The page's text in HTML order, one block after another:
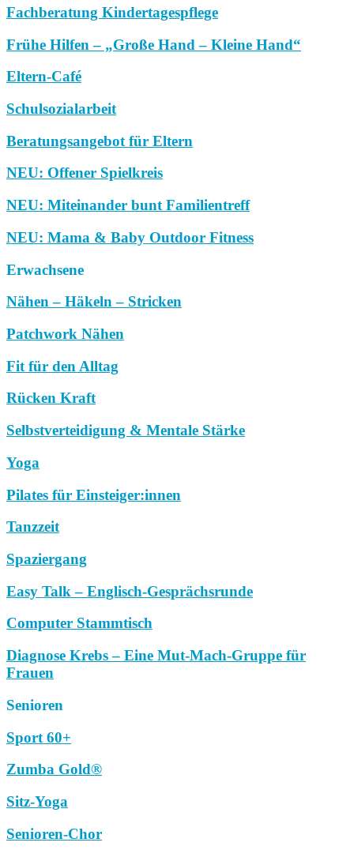
Fachberatung Kindertagespflege
Frühe Hilfen – „Große Hand – Kleine Hand“
Eltern-Café
Schulsozialarbeit
Beratungsangebot für Eltern
NEU: Offener Spielkreis
NEU: Miteinander bunt Familientreff
NEU: Mama & Baby Outdoor Fitness
Erwachsene
Nähen – Häkeln – Stricken
Patchwork Nähen
Fit für den Alltag
Rücken Kraft
Selbstverteidigung & Mentale Stärke
Yoga
Pilates für Einsteiger:innen
Tanzzeit
Spaziergang
Easy Talk – Englisch-Gesprächsrunde
Computer Stammtisch
Diagnose Krebs – Eine Mut-Mach-Gruppe für
Frauen
Senioren
Sport 60+
Zumba Gold®
Sitz-Yoga
Senioren-Chor